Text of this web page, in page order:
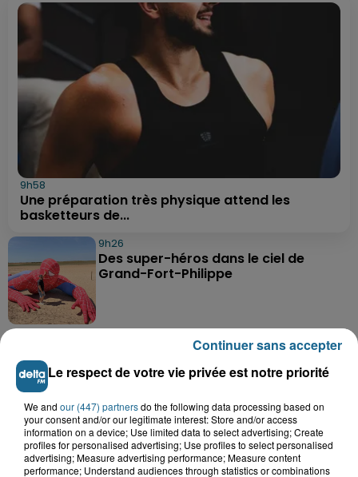
9h58
Une préparation très physique attend les
basketteurs de...
9h26
Des super-héros dans le ciel de
Grand-Fort-Philippe
Un chien sauvé d'une mort certaine
dans une voiture à...
8h00
Les pompiers au secours d'un porc à
Delettes
Le respect de votre vie privée est notre priorité
We and our (447) partnersdo the following data processing based on
your consent and/or our legitimate interest: Store and/or access
information on a device; Use limited data to select advertising; Create
profiles for personalised advertising; Use profiles to select personalised
advertising; Measure advertising performance; Measure content
performance; Understand audiences through statistics or combinations
Continuer sans accepter